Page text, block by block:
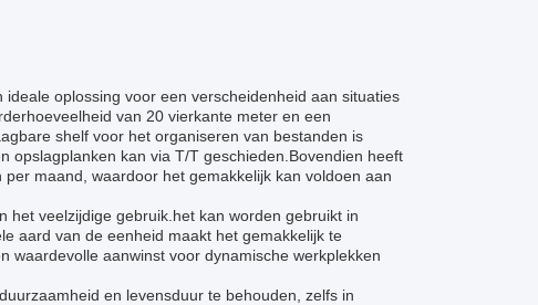
oplossing voor een verscheidenheid aan situaties
van 20 vierkante meter en een
shelf voor het organiseren van bestanden is
opslagplanken kan via T/T geschieden.Bovendien heeft
maand, waardoor het gemakkelijk kan voldoen aan
het veelzijdige gebruik.het kan worden gebruikt in
aard van de eenheid maakt het gemakkelijk te
waardevolle aanwinst voor dynamische werkplekken
en levensduur te behouden, zelfs in